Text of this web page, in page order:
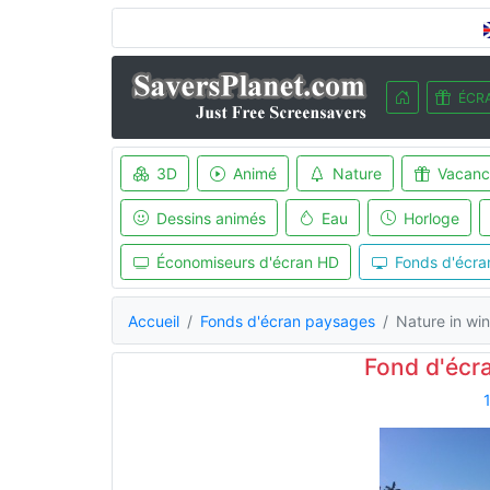
3D Animé Nature
Dessins animés Eau Horloge
Économiseurs d'écran HD Fonds
Accueil Fonds d'écran paysages Nature in
Fond